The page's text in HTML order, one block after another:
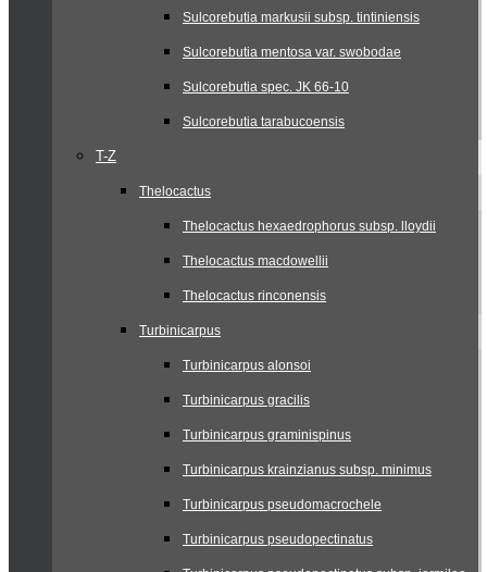
Sulcorebutia markusii subsp. tintiniensis
Sulcorebutia mentosa var. swobodae
Sulcorebutia spec. JK 66-10
Sulcorebutia tarabucoensis
T-Z
Thelocactus
Thelocactus hexaedrophorus subsp. lloydii
Thelocactus macdowellii
Thelocactus rinconensis
Turbinicarpus
Turbinicarpus alonsoi
Turbinicarpus gracilis
Turbinicarpus graminispinus
Turbinicarpus krainzianus subsp. minimus
Turbinicarpus pseudomacrochele
Turbinicarpus pseudopectinatus